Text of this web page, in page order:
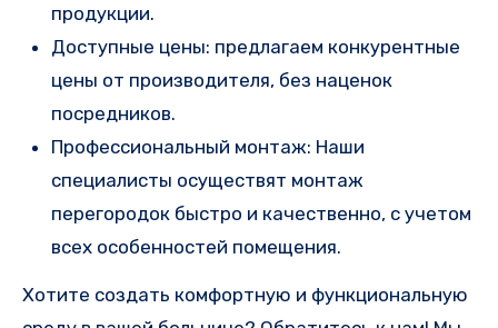
продукции.
Доступные цены: предлагаем конкурентные
цены от производителя, без наценок
посредников.
Профессиональный монтаж: Наши
специалисты осуществят монтаж
перегородок быстро и качественно, с учетом
всех особенностей помещения.
Хотите создать комфортную и функциональную